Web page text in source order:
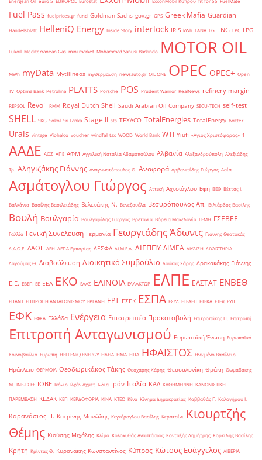
Fuel Pass fuelprices.gr fund Goldman Sachs gov.gr GPS Greek Mafia Guardian
Handelsblatt HelleniQ Energy Inside Story interlock IRIS kWh LANA LG LNG LPC LPG
Lukoil Mediterranean Gas mini market Mohammad Sanusi Barkindo MOTOR OIL
MWh myData Mytilineos myΘέρμανση newsauto.gr OIL ONE OPEC OPEC+ Open
TV Optima Bank Petrolina PLATTS Porsche POS Prudent Warrior RealNews refinery margin
REPSOL Revoil RMM Royal Dutch Shell Saudi Arabian Oil Company SECU-TECH self-test
SHELL SKG Sokol Sri Lanka Stage II sts TEXACO TotalEnergies TotalEnergy twitter
Urals vintage Viohalco voucher windfall tax WOOD World Bank WTI Yiufi «Άγιος Χριστόφορος» ΄1
ΑΑΔΕ ΑΟΖ ΑΠΕ ΑΦΜ Αγγελική Ναταλία Αδαμοπούλου Αλβανία Αλεξανδρούπολη Αλεξιάδης
Τρ. Αληγιζάκης Γιάννης Αναγνωστόπουλος Θ. Αναφορά Αρβανιτίδης Γιώργος Ασία
Ασμάτογλου Γιώργος Αττική Αχτσιόγλου Έφη ΒΕΘ Βέττας Ι.
Βαλκάνια Βασίλης Βασιλειάδης Βελετάκης Ν. Βενεζουέλα Βεσυρόπουλος Απ. Βιλιάρδος Βασίλης
Βουλή Βουλγαρία Βουλγαρίδης Γιώργος Βρετανία Βόρεια Μακεδονία ΓΕΜΗ ΓΣΕΒΕΕ
Γαλλία Γενική Συνέλευση Γερμανία Γεωργιάδης Άδωνις Γιάννης Θεοτοκάς
Δ.Α.Ο.Ε. ΔΑΟΕ ΔΕΗ ΔΕΠΑ Εμπορίας ΔΕΣΦΑ ΔΙ.Μ.Ε.Α. ΔΙΕΠΠΥ ΔΙΜΕΑ ΔΙΥΛΙΣΗ ΔΙΥΛΙΣΤΗΡΙΑ
Δαγούμας Θ. Διαβούλευση Διοικητικό Συμβούλιο Δούκας Χάρης Δρακακάκης Γιάννης
Ε.Ε. ΕΒΕΠ ΕΕ ΕΕΑ ΕΚΟ ΕΛΑΣ ΕΛΙΝΟΙΛ ΕΛΛΑΚΤΩΡ ΕΛΠΕ ΕΛΣΤΑΤ ΕΝΒΕΘ
ΕΠΑΝΤ ΕΠΙΤΡΟΠΗ ΑΝΤΑΓΩΝΙΣΜΟΥ ΕΡΓΑΝΗ ΕΡΤ ΕΣΕΚ ΕΣΠΑ ΕΣΥΔ ΕΤΕΑΕΠ ΕΤΕΚΑ ΕΤΕπ ΕΥΠ
ΕΦΚ ΕΦΚΑ Ελλάδα Ενέργεια Επιστρεπτέα Προκαταβολή Επιτροπάκης Π. Επιτροπή
Επιτροπή Ανταγωνισμού Ευρωπαϊκή Ένωση Ευρωπαϊκό
Κοινοβούλιο Ευρώπη ΗELLENiQ ENERGY ΗΛΕΙΑ ΗΜΑ ΗΠΑ ΗΦΑΙΣΤΟΣ Ηνωμένο Βασίλειο
Ηράκλειο ΘΕΡΜΟΙΛ Θεοδωρικάκος Τάκης Θεοχάρης Χάρης Θεσσαλονίκη Θράκη Θωμαδάκης
Μ. ΙΝΕ-ΓΣΕΕ ΙΟΒΕ Ικόνιο Ιλχάν Αχμέτ Ινδία Ιράν Ιταλία ΚΑΔ ΚΑΘΗΜΕΡΙΝΗ ΚΑΝΟΝΙΣΤΙΚΗ
ΠΑΡΕΜΒΑΣΗ ΚΕΔΑΚ ΚΕΠ ΚΕΡΔΟΦΟΡΙΑ ΚΙΝΑ ΚΤΕΟ Κίνα Κίνημα Δημοκρατίας Καββαθάς Γ. Καλογήρου Ι.
Καρανάσιος Π. Κατρίνης Μανώλης Κεγκέρογλου Βασίλης Κερατσίνι
Κιουρτζής
Θέμης Κιούσης Μιχάλης Κλίμα Κολοκυθάς Αναστάσιος Κονταξής Δημήτρης Κορκίδης Βασίλης
Κρήτη Κρίντας Θ. Κυρανάκης Κωνσταντίνος Κύπρος Κώτσος Ευάγγελος ΛΙΒΕΡΙΑ